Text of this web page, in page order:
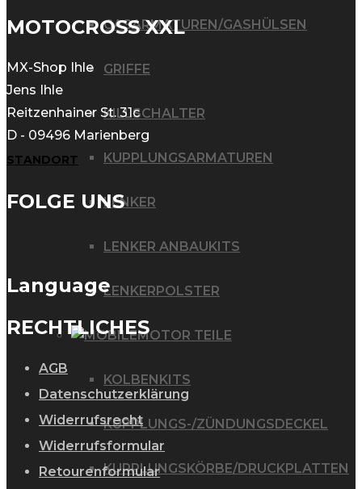
GASARMATUREN/GASHÜLSEN
GRIFFE
KILLSCHALTER
KUPPLUNGSARMATUREN
LENKER
LENKER ANBAUKITS
LENKERPOLSTER
MOTOR TEILE
KOLBENKITS
KUPPLUNGS-/ZÜNDUNGSDECKEL
KUPPLUNGSKÖRBE/DRUCKPLATTEN
MOTOCROSS XXL
MX-Shop Ihle
Jens Ihle
Reitzenhainer St. 31c
D - 09496 Marienberg
STANDORT
FOLGE UNS
Language
RECHTLICHES
AGB
Datenschutzerklärung
Widerrufsrecht
Widerrufsformular
Retourenformular